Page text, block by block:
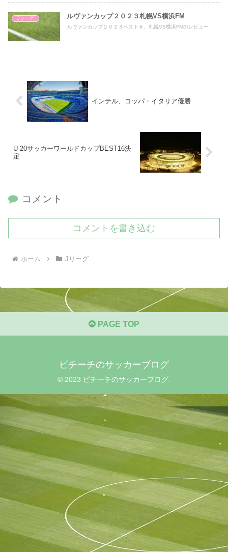
Jリーグ ルヴァンカップ２０２３札幌VS横浜FM
ルヴァンカップ２０２３ベスト８、札幌VS横浜FMのレビュー
インテル、コッパ・イタリア優勝
U-20サッカーワールドカップBEST16決
定
コメント
コメントを書き込む
ホーム Jリーグ
PAGE TOP
ピチーチのサッカーブログ
© 2023 ピチーチのサッカーブログ.